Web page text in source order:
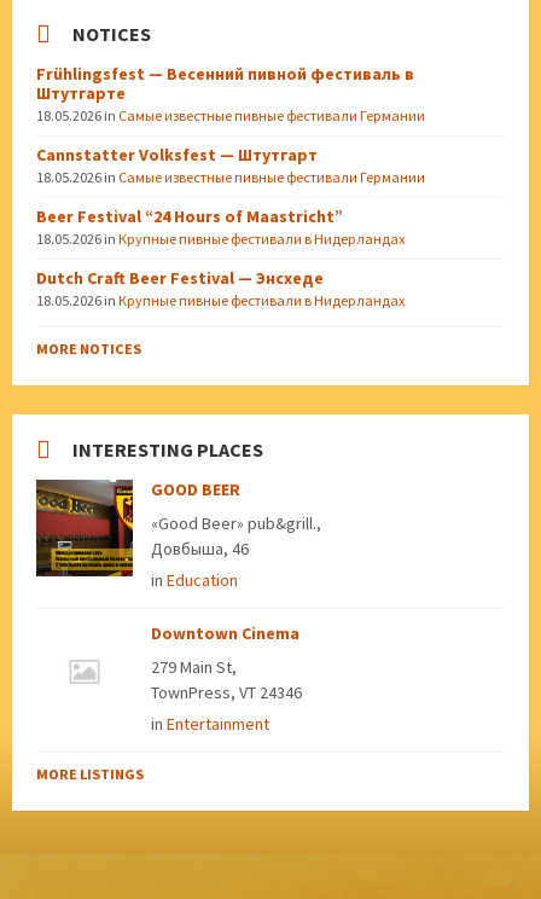
NOTICES
Frühlingsfest — Весенний пивной фестиваль в
Штутгарте
18.05.2026 in Самые известные пивные фестивали Германии
Cannstatter Volksfest — Штутгарт
18.05.2026 in Самые известные пивные фестивали Германии
Beer Festival “24 Hours of Maastricht”
18.05.2026 in Крупные пивные фестивали в Нидерландах
Dutch Craft Beer Festival — Энсхеде
18.05.2026 in Крупные пивные фестивали в Нидерландах
MORE NOTICES
INTERESTING PLACES
GOOD BEER
«Good Beer» pub&grill.,
Довбыша, 46
in Education
Downtown Cinema
279 Main St,
TownPress, VT 24346
in Entertainment
MORE LISTINGS